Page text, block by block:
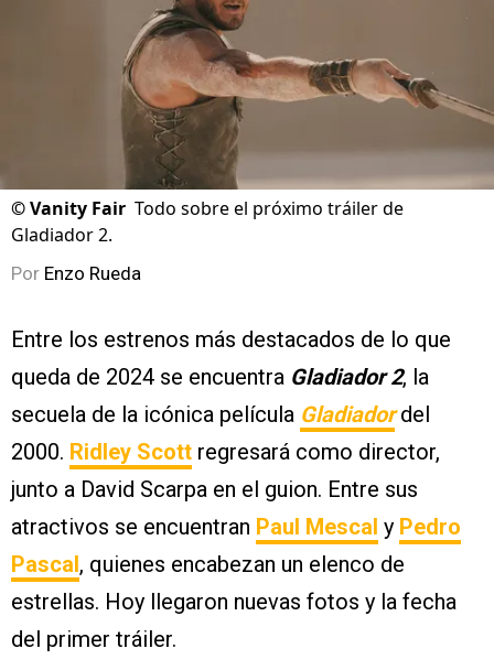
©Vanity Fair Todo sobre el próximo tráiler de
Gladiador 2.
Por Enzo Rueda
Entre los estrenos más destacados de lo que
queda de 2024 se encuentra Gladiador 2, la
secuela de la icónica película Gladiadordel
2000. Ridley Scott regresará como director,
junto a David Scarpa en el guion. Entre sus
atractivos se encuentran Paul Mescal y Pedro
Pascal , quienes encabezan un elenco de
estrellas. Hoy llegaron nuevas fotos y la fecha
del primer tráiler.